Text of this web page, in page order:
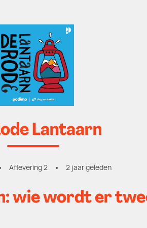
Lantaarn
Aflevering 2 2 jaar geleden
wie wordt er